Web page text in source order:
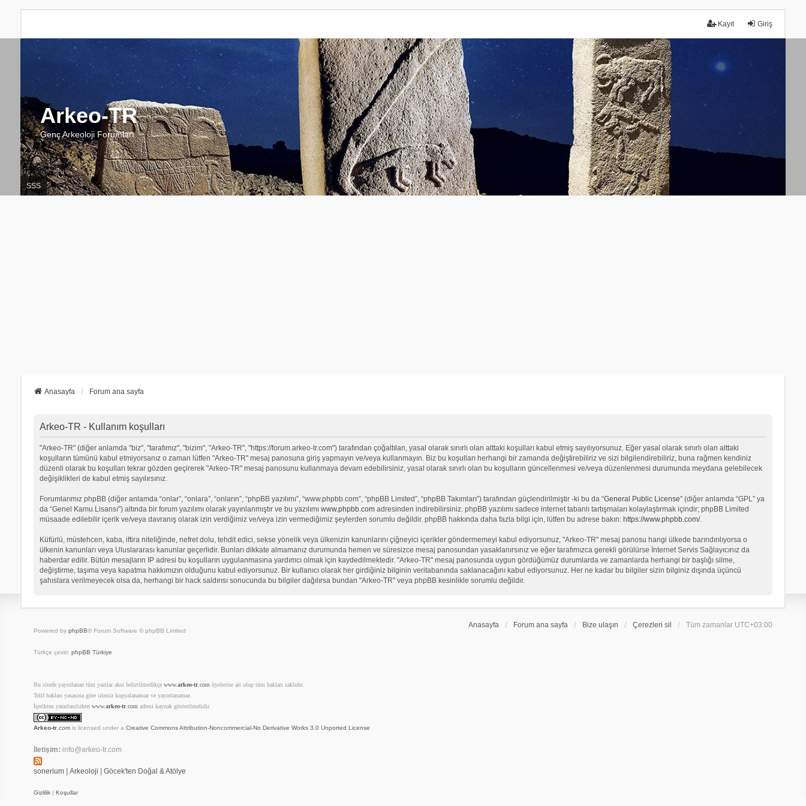
Giriş
Kayıt
Arkeo-TR
Genç Arkeoloji Forumları
SSS
Anasayfa Forum ana sayfa
Arkeo-TR - Kullanım koşulları
"Arkeo-TR" (diğer anlamda "biz", "tarafımız", "bizim", "Arkeo-TR", "https://forum.arkeo-tr.com") tarafından çoğaltılan, yasal olarak sınırlı olan alttaki koşulları kabul etmiş sayılıyorsunuz. Eğer yasal olarak sınırlı olan alttaki
koşulların tümünü kabul etmiyorsanız o zaman lütfen "Arkeo-TR" mesaj panosuna giriş yapmayın ve/veya kullanmayın. Biz bu koşulları herhangi bir zamanda değiştirebiliriz ve sizi bilgilendirebiliriz, buna rağmen kendiniz
düzenli olarak bu koşulları tekrar gözden geçirerek "Arkeo-TR" mesaj panosunu kullanmaya devam edebilirsiniz, yasal olarak sınırlı olan bu koşulların güncellenmesi ve/veya düzenlenmesi durumunda meydana gelebilecek
değişiklikleri de kabul etmiş sayılırsınız.
Forumlarımız phpBB (diğer anlamda “onlar”, “onlara”, “onların”, “phpBB yazılımı”, “www.phpbb.com”, “phpBB Limited”, “phpBB Takımları”) tarafından güçlendirilmiştir -ki bu da “General Public License” (diğer anlamda “GPL” ya
da “Genel Kamu Lisansı”) altında bir forum yazılımı olarak yayınlanmıştır ve bu yazılımı www.phpbb.comadresinden indirebilirsiniz. phpBB yazılımı sadece internet tabanlı tartışmaları kolaylaştırmak içindir; phpBB Limited
müsaade edilebilir içerik ve/veya davranış olarak izin verdiğimiz ve/veya izin vermediğimiz şeylerden sorumlu değildir. phpBB hakkında daha fazla bilgi için, lütfen bu adrese bakın: https://www.phpbb.com/.
Küfürlü, müstehcen, kaba, iftira niteliğinde, nefret dolu, tehdit edici, sekse yönelik veya ülkenizin kanunlarını çiğneyici içerikler göndermemeyi kabul ediyorsunuz, "Arkeo-TR" mesaj panosu hangi ülkede barındırılıyorsa o
ülkenin kanunları veya Uluslararası kanunlar geçerlidir. Bunları dikkate almamanız durumunda hemen ve süresizce mesaj panosundan yasaklanırsınız ve eğer tarafımızca gerekli görülürse İnternet Servis Sağlayıcınız da
haberdar edilir. Bütün mesajların IP adresi bu koşulların uygulanmasına yardımcı olmak için kaydedilmektedir. "Arkeo-TR" mesaj panosunda uygun gördüğümüz durumlarda ve zamanlarda herhangi bir başlığı silme,
değiştirme, taşıma veya kapatma hakkımızın olduğunu kabul ediyorsunuz. Bir kullanıcı olarak her girdiğiniz bilginin veritabanında saklanacağını kabul ediyorsunuz. Her ne kadar bu bilgiler sizin bilginiz dışında üçüncü
şahıslara verilmeyecek olsa da, herhangi bir hack saldırısı sonucunda bu bilgiler dağılırsa bundan "Arkeo-TR" veya phpBB kesinlikle sorumlu değildir.
Anasayfa Forum ana sayfa Bize ulaşın Çerezleri sil Tüm zamanlar UTC+03:00
Powered by phpBB® Forum Software © phpBB Limited
Türkçe çeviri: phpBB Türkiye
Bu sitede yayınlanan tüm yazılar aksi belirtilmedikçe www.arkeo-tr.com üyelerine ait olup tüm hakları saklıdır.
Telif hakları yasasına göre izinsiz kopyalanamaz ve yayınlanamaz.
İçerikten yararlanılırken www.arkeo-tr.com adresi kaynak gösterilmelidir.
Arkeo-tr.comis licensed under a Creative Commons Attribution-Noncommercial-No Derivative Works 3.0 Unported License
İletişim: info@arkeo-tr.com
sonerium Arkeoloji Göcek'ten Doğal & Atölye
Gizlilik| Koşullar